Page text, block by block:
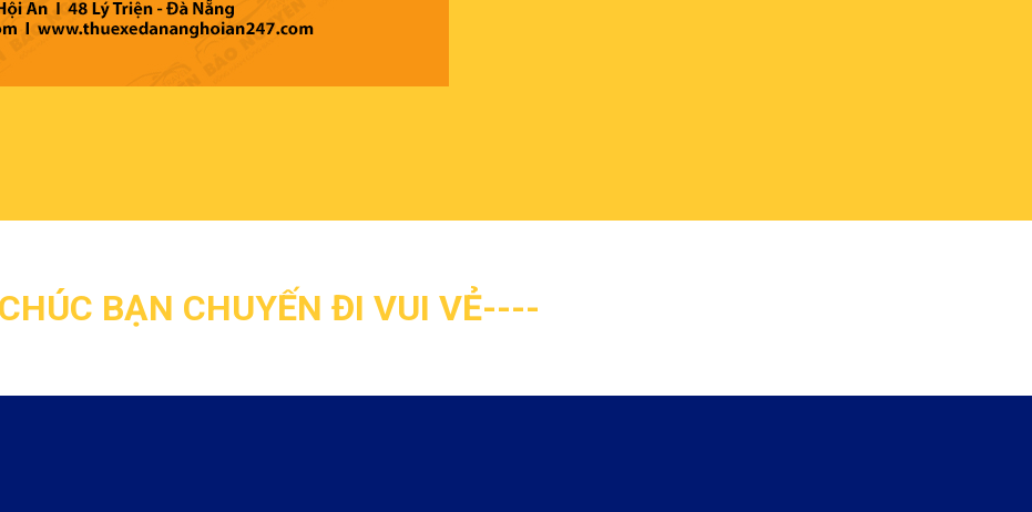
BẠN CHUYẾN ĐI VUI VẺ----